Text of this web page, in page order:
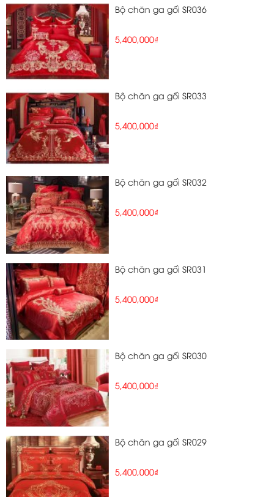
Bộ chăn ga gối SR036
5,400,000₫
Bộ chăn ga gối SR033
5,400,000₫
Bộ chăn ga gối SR032
5,400,000₫
Bộ chăn ga gối SR031
5,400,000₫
Bộ chăn ga gối SR030
5,400,000₫
Bộ chăn ga gối SR029
5,400,000₫